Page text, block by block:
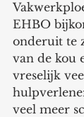
EHBO
onderuit te
van de kou
vreselijk
veel meer